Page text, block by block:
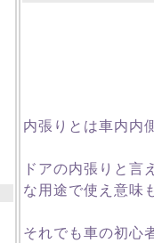
内張りとは車内内
ドアの内張りと言
な用途で使え意味
それでも車の初心